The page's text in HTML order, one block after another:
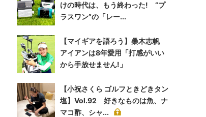
けの時代は、もう終わった! “プ
ラスワン”の「レー...
【マイギアを語ろう】桑木志帆
アイアンは8年愛用「打感がいい
から手放せません!」
【小祝さくら ゴルフときどきタン
塩】Vol.92 好きなものは魚、ナ
マコ酢、シャ...